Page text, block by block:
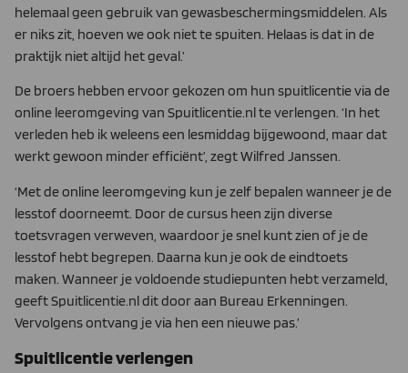
helemaal geen gebruik van gewasbeschermingsmiddelen. Als
er niks zit, hoeven we ook niet te spuiten. Helaas is dat in de
praktijk niet altijd het geval.’
De broers hebben ervoor gekozen om hun spuitlicentie via de
online leeromgeving van Spuitlicentie.nl te verlengen. ‘In het
verleden heb ik weleens een lesmiddag bijgewoond, maar dat
werkt gewoon minder efficiënt’, zegt Wilfred Janssen.
‘Met de online leeromgeving kun je zelf bepalen wanneer je de
lesstof doorneemt. Door de cursus heen zijn diverse
toetsvragen verweven, waardoor je snel kunt zien of je de
lesstof hebt begrepen. Daarna kun je ook de eindtoets
maken. Wanneer je voldoende studiepunten hebt verzameld,
geeft Spuitlicentie.nl dit door aan Bureau Erkenningen.
Vervolgens ontvang je via hen een nieuwe pas.’
Spuitlicentie verlengen